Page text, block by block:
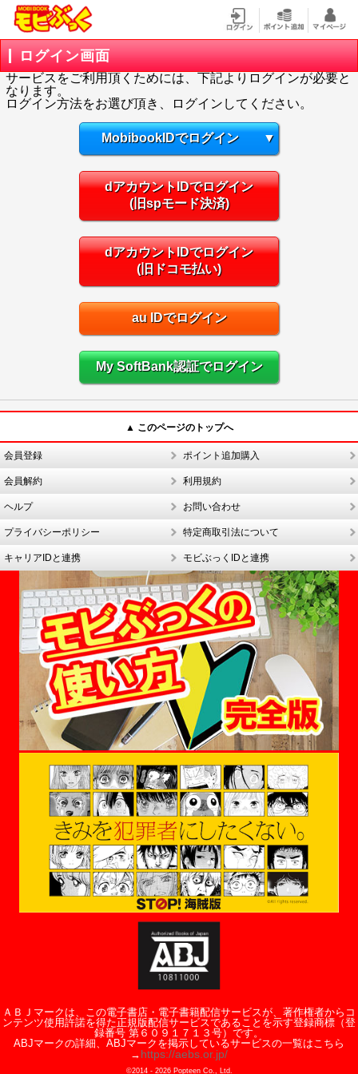
ログイン画面
サービスをご利用頂くためには、下記よりログインが必要と
なります。
ログイン方法をお選び頂き、ログインしてください。
MobibookIDでログイン ▼
dアカウントIDでログイン
(旧spモード決済)
dアカウントIDでログイン
(旧ドコモ払い)
au IDでログイン
My SoftBank認証でログイン
▲ このページのトップへ
会員登録 ポイント追加購入
会員解約 利用規約
ヘルプ お問い合わせ
プライバシーポリシー 特定商取引法について
キャリアIDと連携 モビぶっくIDと連携
ＡＢＪマークは、この電子書店・電子書籍配信サービスが、著作権者からコ
ンテンツ使用許諾を得た正規版配信サービスであることを示す登録商標（登
録番号 第６０９１７１３号）です。
ABJマークの詳細、ABJマークを掲示しているサービスの一覧はこちら
→ https://aebs.or.jp/
©2014 - 2026Popteen Co., Ltd.